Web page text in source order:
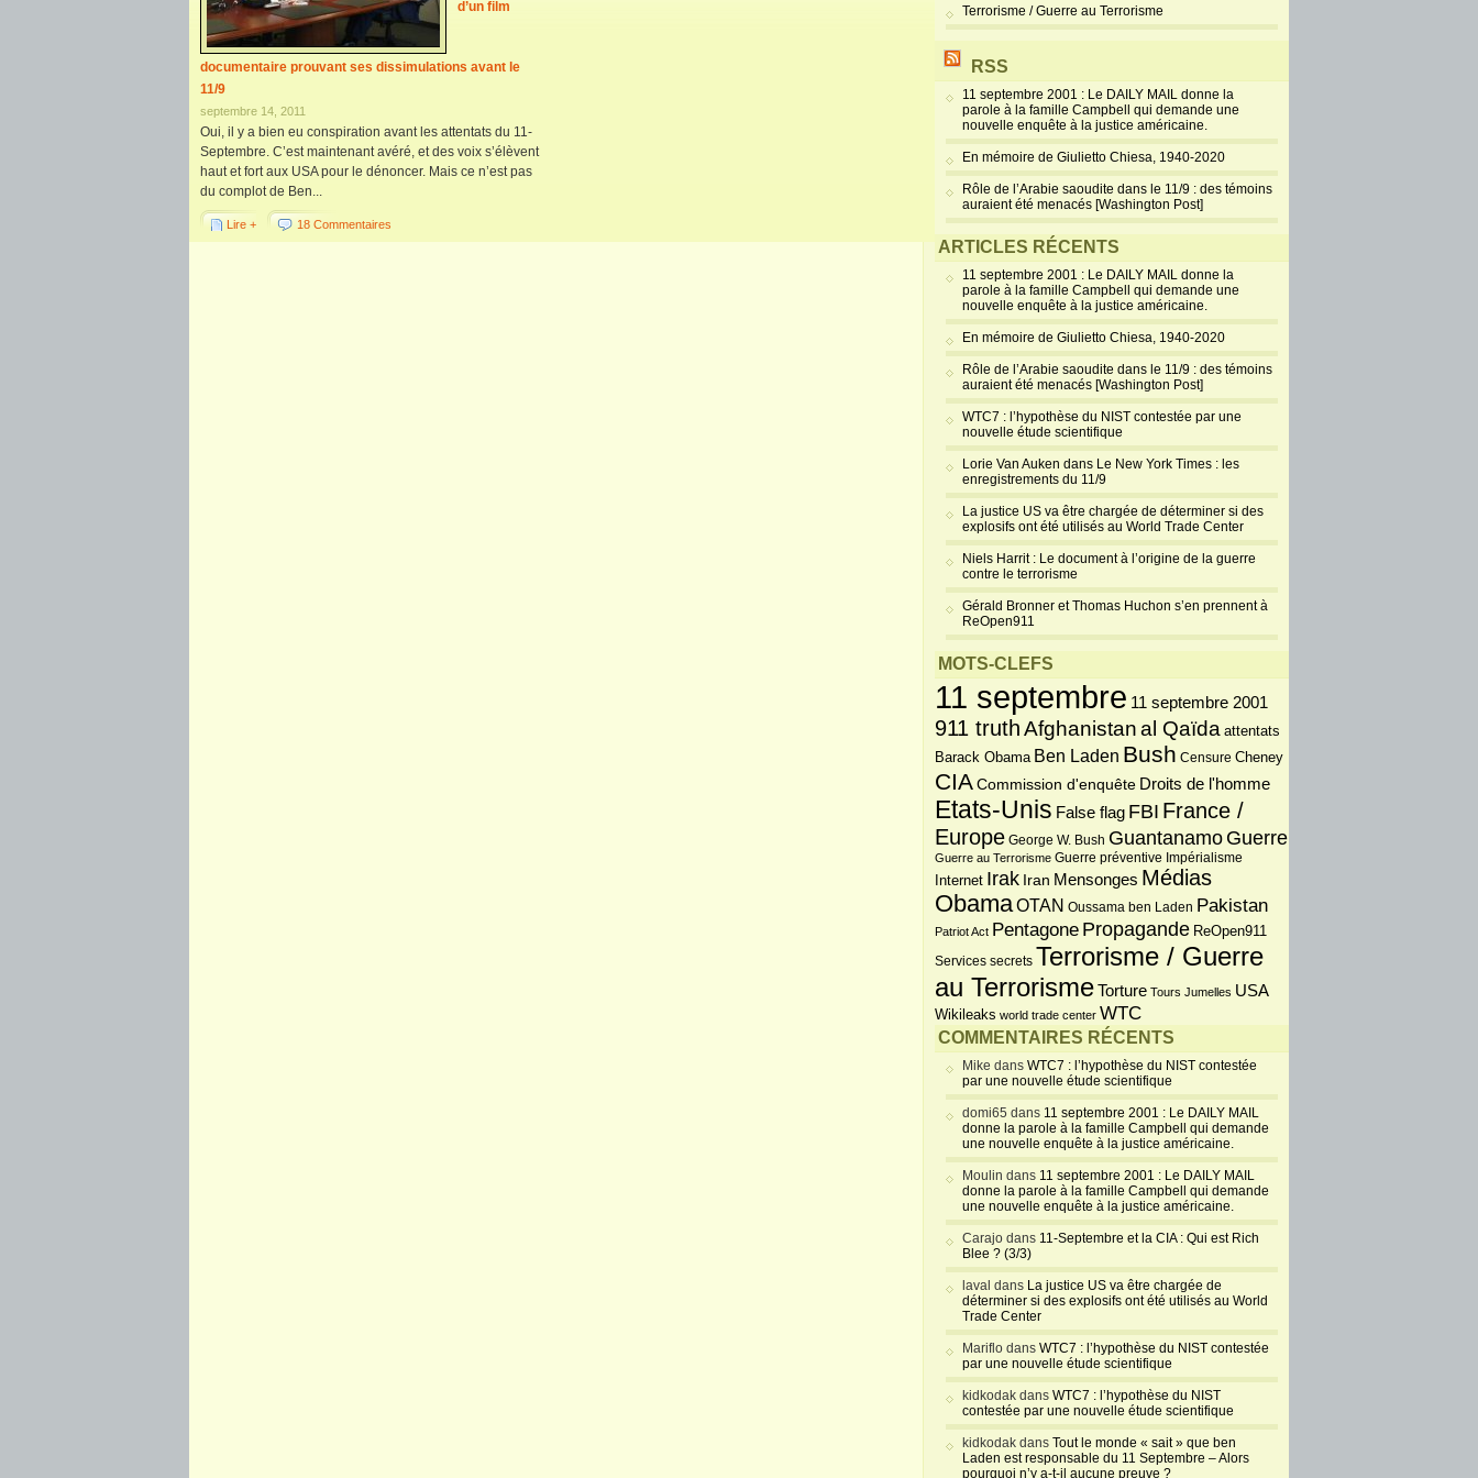
d’un film
documentaire prouvant ses dissimulations avant le
11/9
septembre 14, 2011
Oui, il y a bien eu conspiration avant les attentats du 11-
Septembre. C’est maintenant avéré, et des voix s’élèvent
haut et fort aux USA pour le dénoncer. Mais ce n’est pas
du complot de Ben...
Lire + 18 Commentaires
Terrorisme / Guerre au Terrorisme
RSS
11 septembre 2001 : Le DAILY MAIL donne la
parole à la famille Campbell qui demande une
nouvelle enquête à la justice américaine.
En mémoire de Giulietto Chiesa, 1940-2020
Rôle de l’Arabie saoudite dans le 11/9 : des témoins
auraient été menacés [Washington Post]
ARTICLES RÉCENTS
11 septembre 2001 : Le DAILY MAIL donne la
parole à la famille Campbell qui demande une
nouvelle enquête à la justice américaine.
En mémoire de Giulietto Chiesa, 1940-2020
Rôle de l’Arabie saoudite dans le 11/9 : des témoins
auraient été menacés [Washington Post]
WTC7 : l’hypothèse du NIST contestée par une
nouvelle étude scientifique
Lorie Van Auken dans Le New York Times : les
enregistrements du 11/9
La justice US va être chargée de déterminer si des
explosifs ont été utilisés au World Trade Center
Niels Harrit : Le document à l’origine de la guerre
contre le terrorisme
Gérald Bronner et Thomas Huchon s’en prennent à
ReOpen911
MOTS-CLEFS
11 septembre 11 septembre 2001
911 truthAfghanistanal Qaïda attentats
Barack Obama Ben Laden Bush Censure Cheney
CIA Commission d'enquête Droits de l'homme
Etats-Unis False flag FBI France /
Europe George W. Bush Guantanamo Guerre
Guerre au Terrorisme Guerre préventive Impérialisme
Internet Irak Iran Mensonges Médias
ObamaOTAN Oussama ben Laden Pakistan
Patriot Act Pentagone Propagande ReOpen911
Services secrets Terrorisme / Guerre
au TerrorismeTorture Tours Jumelles USA
Wikileaks world trade center WTC
COMMENTAIRES RÉCENTS
Mike dans WTC7 : l’hypothèse du NIST contestée
par une nouvelle étude scientifique
domi65 dans 11 septembre 2001 : Le DAILY MAIL
donne la parole à la famille Campbell qui demande
une nouvelle enquête à la justice américaine.
Moulin dans 11 septembre 2001 : Le DAILY MAIL
donne la parole à la famille Campbell qui demande
une nouvelle enquête à la justice américaine.
Carajo dans 11-Septembre et la CIA : Qui est Rich
Blee ? (3/3)
laval dans La justice US va être chargée de
déterminer si des explosifs ont été utilisés au World
Trade Center
Mariflo dans WTC7 : l’hypothèse du NIST contestée
par une nouvelle étude scientifique
kidkodak dans WTC7 : l’hypothèse du NIST
contestée par une nouvelle étude scientifique
kidkodak dans Tout le monde « sait » que ben
Laden est responsable du 11 Septembre – Alors
pourquoi n’y a-t-il aucune preuve ?